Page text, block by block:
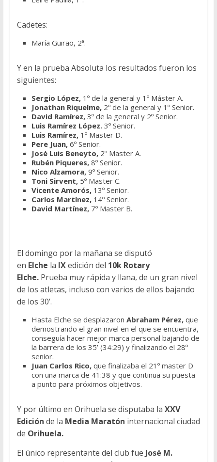
Cadetes:
María Guirao, 2ª.
Y en la prueba Absoluta los resultados fueron los
siguientes:
Sergio López,1º de la general y 1º Máster A.
Jonathan Riquelme,2º de la general y 1º Senior.
David Ramírez,3º de la general y 2º Senior.
Luis Ramírez López.3º Senior.
Luis Ramírez,1º Master D.
Pere Juan,6º Senior.
José Luis Beneyto,2º Master A.
Rubén Piqueres,8º Senior.
Nico Alzamora,9º Senior.
Toni Sirvent,5º Master C.
Vicente Amorós,13º Senior.
Carlos Martínez,14º Senior.
David Martínez,7º Master B.
El domingo por la mañana se disputó
en Elche la IXedición del 10k Rotary
Elche.Prueba muy rápida y llana, de un gran nivel
de los atletas, incluso con varios de ellos bajando
de los 30’.
Hasta Elche se desplazaron Abraham Pérez,que
demostrando el gran nivel en el que se encuentra,
conseguía hacer mejor marca personal bajando de
la barrera de los 35’ (34:29) y finalizando el 28º
senior.
Juan Carlos Rico,que finalizaba el 21º master D
con una marca de 41:38 y que continua su puesta
a punto para próximos objetivos.
Y por último en Orihuela se disputaba la XXV
Edición de la Media Maratón internacional ciudad
de Orihuela.
El único representante del club fue José M.